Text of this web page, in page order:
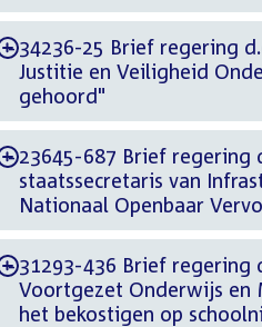
-34236-25 Brief regering
Justitie en Veiligheid
gehoord"
-23645-687 Brief regering
staatssecretaris van
Nationaal Openbaar
-31293-436 Brief regering
Voortgezet Onderwijs en
het bekostigen op